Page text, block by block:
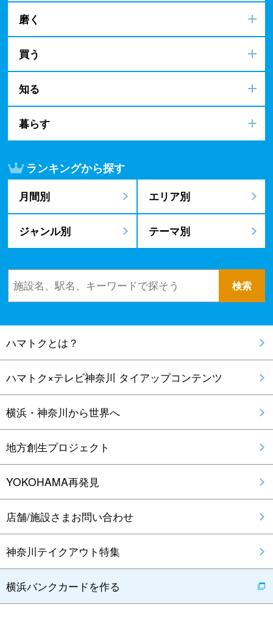
磨く
買う
知る
暮らす
ランキングから探す
月間別 エリア別
ジャンル別 テーマ別
ハマトクとは？
ハマトク×テレビ神奈川 タイアップコンテンツ
横浜・神奈川から世界へ
地方創生プロジェクト
YOKOHAMA再発見
店舗/施設さまお問い合わせ
神奈川テイクアウト特集
横浜バンクカードを作る